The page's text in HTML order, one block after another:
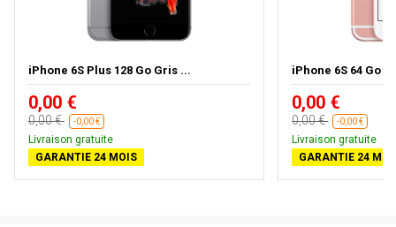
iPhone 6S Plus 128 Go Gris ...
0,00 €
0,00 € -0,00 €
Livraison gratuite
GARANTIE 24 MOIS
iPhone 6S 64 Go
0,00 €
0,00 € -0,00 €
Livraison gratuite
GARANTIE 24